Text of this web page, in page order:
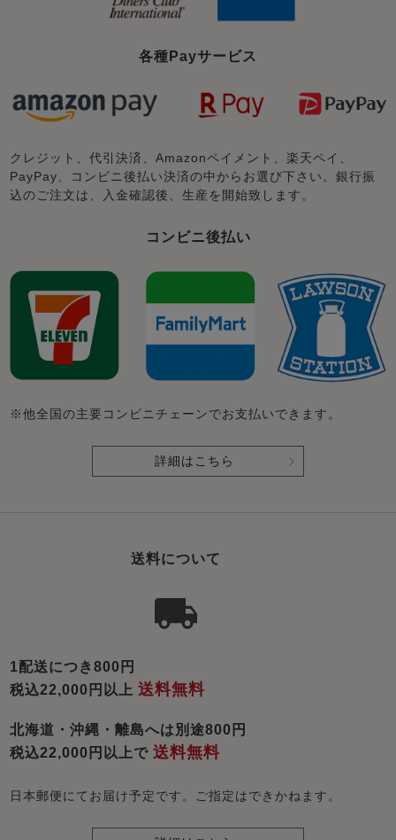
各種Payサービス
クレジット、代引決済、Amazonペイメント、楽天ペイ、
PayPay、コンビニ後払い決済の中からお選び下さい。銀行振
込のご注文は、入金確認後、生産を開始致します。
コンビニ後払い
※他全国の主要コンビニチェーンでお支払いできます。
詳細はこちら
送料について
1配送につき800円
税込22,000円以上送料無料
北海道・沖縄・離島へは別途800円
税込22,000円以上で送料無料
日本郵便にてお届け予定です。ご指定はできかねます。